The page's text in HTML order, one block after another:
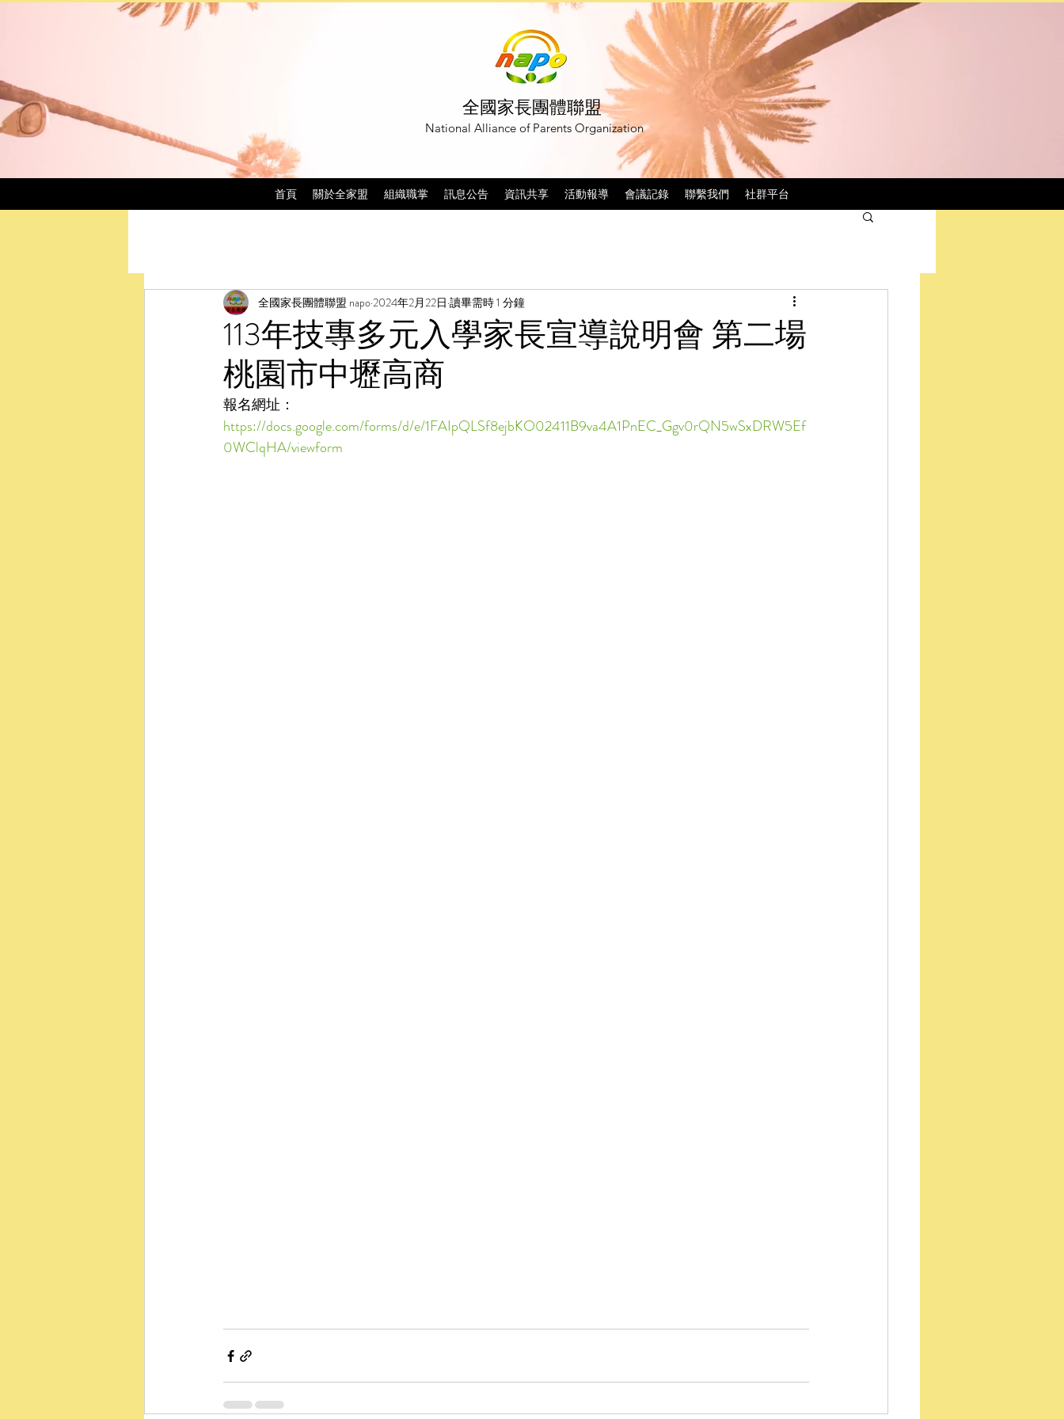
全國家長團體聯盟
National Alliance of Parents Organization
首頁 關於全家盟 組織職掌 訊息公告 資訊共享 活動報導 會議記錄 聯繫我們 社群平台
113年技專多元入學家長宣導說明會 第二場
桃園市中壢高商
全國家長團體聯盟 napo2024年2月22日 讀畢需時 1 分鐘
報名網址：
https://docs.google.com/forms/d/e/1FAIpQLSf8ejbKO02411B9va4A1PnEC_Ggv0rQN5wSxDRW5Ef
0WClqHA/viewform